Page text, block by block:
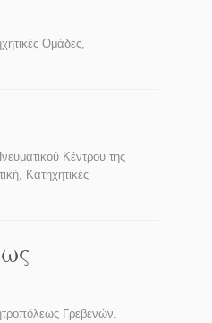
Ομάδες,
Κέντρου της
Κατηχητικές
Γρεβενών.